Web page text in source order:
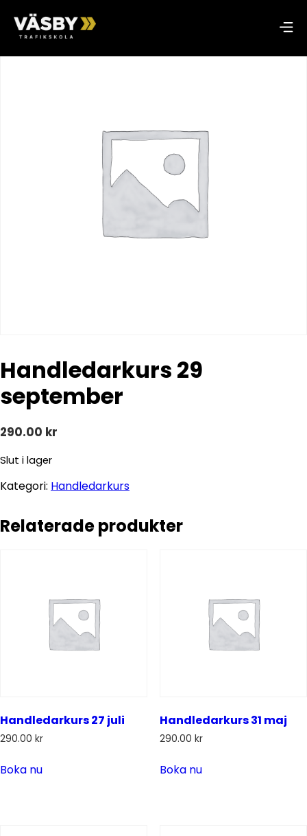
Handledarkurs 29
september
290.00 kr
Slut i lager
Kategori: Handledarkurs
Relaterade produkter
Handledarkurs 27 juli
290.00 kr
Boka nu
Handledarkurs 31 maj
290.00 kr
Boka nu